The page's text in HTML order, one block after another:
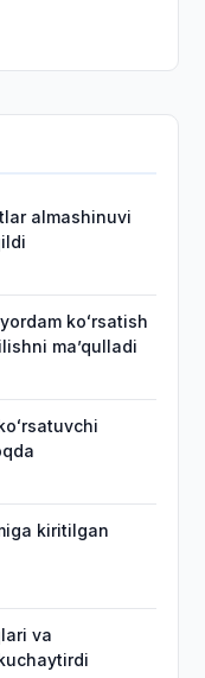
almashinuvi
koʻrsatish
maʼqulladi
kiritilgan
va